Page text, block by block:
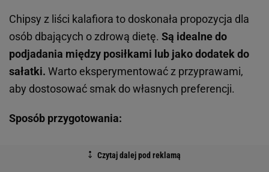
Chipsy z liści kalafiora to doskonała propozycja dla
osób dbających o zdrową dietę. Są idealne do
podjadania między posiłkami lub jako dodatek do
sałatki. Warto eksperymentować z przyprawami,
aby dostosować smak do własnych preferencji.
Sposób przygotowania: